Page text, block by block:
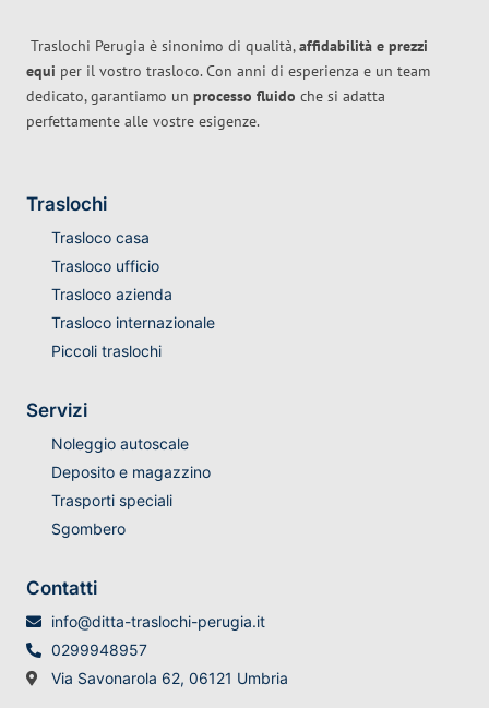
Traslochi Perugia è sinonimo di qualità,affidabilità e prezzi
equi per il vostro trasloco. Con anni di esperienza e un team
dedicato, garantiamo un processo fluido che si adatta
perfettamente alle vostre esigenze.
Traslochi
Trasloco casa
Trasloco ufficio
Trasloco azienda
Trasloco internazionale
Piccoli traslochi
Servizi
Noleggio autoscale
Deposito e magazzino
Trasporti speciali
Sgombero
Contatti
info@ditta-traslochi-perugia.it
0299948957
Via Savonarola 62, 06121 Umbria